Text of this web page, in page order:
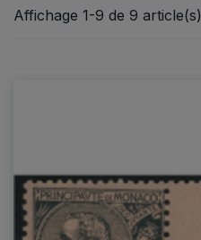
Affichage 1-9 de 9 article(s)